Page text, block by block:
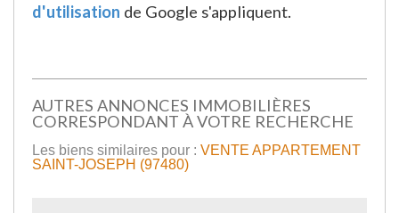
d'utilisation de Google s'appliquent.
AUTRES ANNONCES IMMOBILIÈRES
CORRESPONDANT À VOTRE RECHERCHE
Les biens similaires pour : VENTE APPARTEMENT
SAINT-JOSEPH (97480)